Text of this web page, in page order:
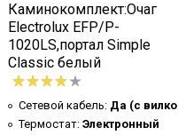
форма)
Каминокомплект:Очаг
Electrolux EFP/P-
1020LS,портал Simple
Classic белый
Сетевой кабель: Да (с
Термостат: Электронный